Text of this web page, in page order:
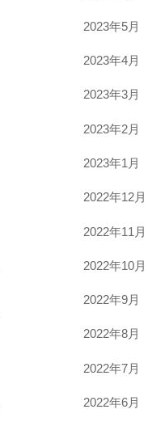
2023年5月
2023年4月
2023年3月
2023年2月
2023年1月
2022年12月
2022年11月
2022年10月
2022年9月
2022年8月
2022年7月
2022年6月